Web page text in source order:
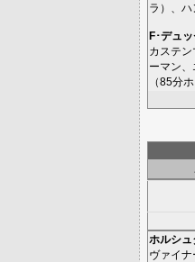
ラ ）、 ハ
F･デュ
カステン
ーマン
（85分
ホルシュ
ヴァイナ